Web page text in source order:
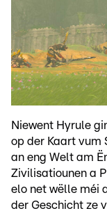
Niewent Hyrule
op der Kaart vum
an eng Welt am
Zivilisatiounen a
elo net wëlle méi
der Geschicht ze